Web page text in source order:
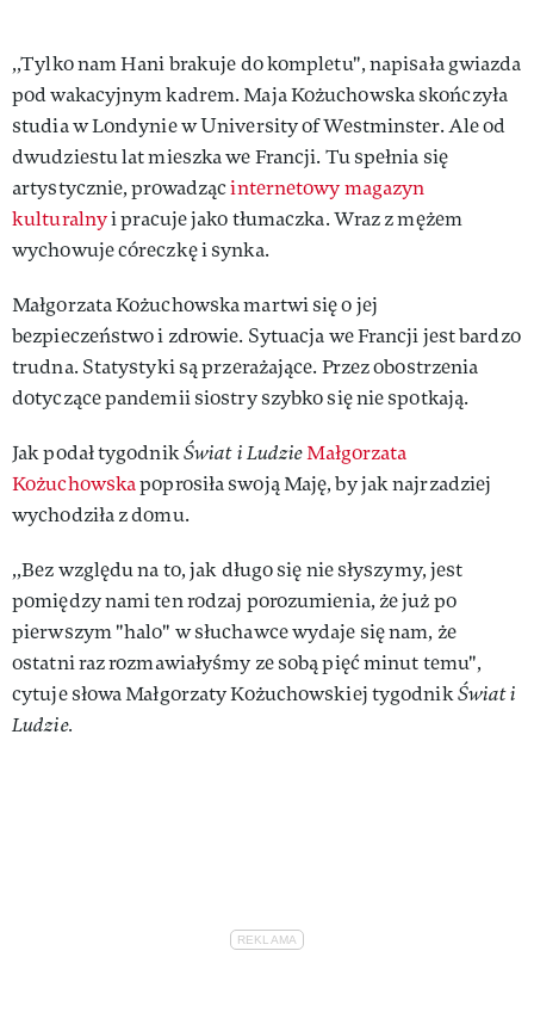
,,Tylko nam Hani brakuje do kompletu", napisała gwiazda
pod wakacyjnym kadrem. Maja Kożuchowska skończyła
studia w Londynie w University of Westminster. Ale od
dwudziestu lat mieszka we Francji. Tu spełnia się
artystycznie, prowadzącinternetowy magazyn
kulturalnyi pracuje jako tłumaczka. Wraz z mężem
wychowuje córeczkę i synka.
Małgorzata Kożuchowska martwi się o jej
bezpieczeństwo i zdrowie. Sytuacja we Francji jest bardzo
trudna. Statystyki są przerażające. Przez obostrzenia
dotyczące pandemii siostry szybko się nie spotkają.
Jak podał tygodnikŚwiat i LudzieMałgorzata
Kożuchowskapoprosiła swoją Maję, by jak najrzadziej
wychodziła z domu.
,,Bez względu na to, jak długo się nie słyszymy, jest
pomiędzy nami ten rodzaj porozumienia, że już po
pierwszym "halo" w słuchawce wydaje się nam, że
ostatni raz rozmawiałyśmy ze sobą pięć minut temu",
cytuje słowa Małgorzaty Kożuchowskiej tygodnikŚwiat i
Ludzie.